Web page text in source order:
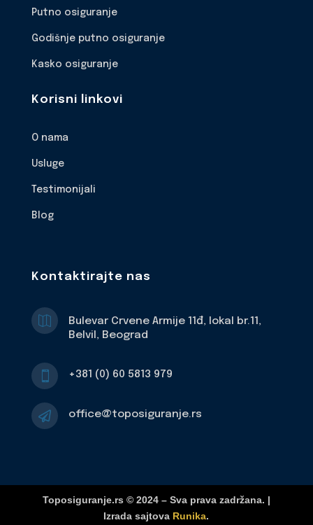
Putno osiguranje
Godišnje putno osiguranje
Kasko osiguranje
Korisni linkovi
O nama
Usluge
Testimonijali
Blog
Kontaktirajte nas

Bulevar Crvene Armije 11đ, lokal br.11,
Belvil, Beograd
 +381 (0) 60 5813 979
 office@toposiguranje.rs
Toposiguranje.rs © 2024 – Sva prava zadržana. |
Izrada sajtova Runika.